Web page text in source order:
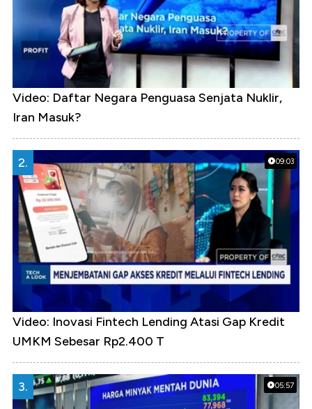
Video: Daftar Negara Penguasa Senjata Nuklir,
Iran Masuk?
09:03
2.
Video: Inovasi Fintech Lending Atasi Gap Kredit
UMKM Sebesar Rp2.400 T
05:57
3.